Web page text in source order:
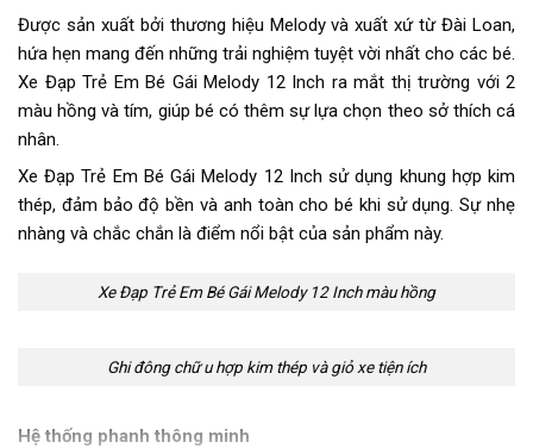
Được sản xuất bởi thương hiệu Melody và xuất xứ từ Đài Loan,
hứa hẹn mang đến những trải nghiệm tuyệt vời nhất cho các bé.
Xe Đạp Trẻ Em Bé Gái Melody 12 Inch ra mắt thị trường với 2
màu hồng và tím, giúp bé có thêm sự lựa chọn theo sở thích cá
nhân.
Xe Đạp Trẻ Em Bé Gái Melody 12 Inch sử dụng khung hợp kim
thép, đảm bảo độ bền và anh toàn cho bé khi sử dụng. Sự nhẹ
nhàng và chắc chắn là điểm nổi bật của sản phẩm này.
Xe Đạp Trẻ Em Bé Gái Melody 12 Inch màu hồng
Ghi đông chữ u hợp kim thép và giỏ xe tiện ích
Hệ thống phanh thông minh